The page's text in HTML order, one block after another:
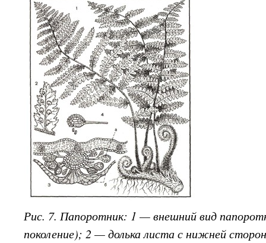
Рис. 7. Папоротник: 1 — внешний вид
поколение); 2 — долька листа с нижней